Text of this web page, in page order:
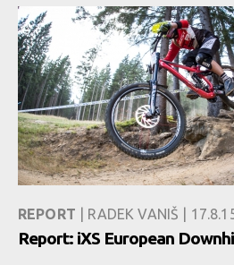
REPORT | RADEK VANIŠ |
Report: iXS European